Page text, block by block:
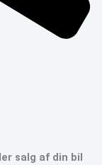
salg af din bil